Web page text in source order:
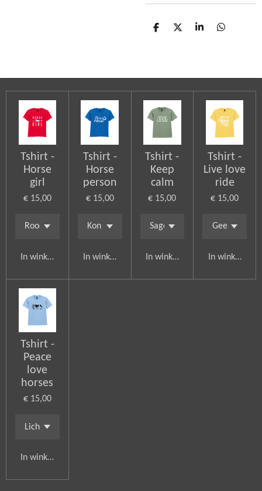
D
D
S
D
Tshirt -
Horse
girl
€ 15,00
In winkelwagen
Tshirt -
Horse
person
€ 15,00
In winkelwagen
Tshirt -
Keep
calm
€ 15,00
In winkelwagen
Tshirt -
Live love
ride
€ 15,00
In
Tshirt -
Peace
love
horses
€ 15,00
In winkelwagen